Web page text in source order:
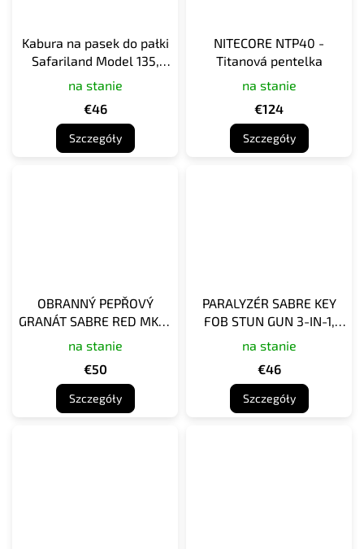
Kabura na pasek do pałki
Safariland Model 135,
czarna
na stanie
€46
Szczegóły
NITECORE NTP40 -
Titanová pentelka
na stanie
€124
Szczegóły
OBRANNÝ PEPŘOVÝ
GRANÁT SABRE RED MK-5
AEROSOL GRENADE 5.0 OZ
na stanie
€50
Szczegóły
PARALYZÉR SABRE KEY
FOB STUN GUN 3-IN-1,
RŮŽOVÝ
na stanie
€46
Szczegóły